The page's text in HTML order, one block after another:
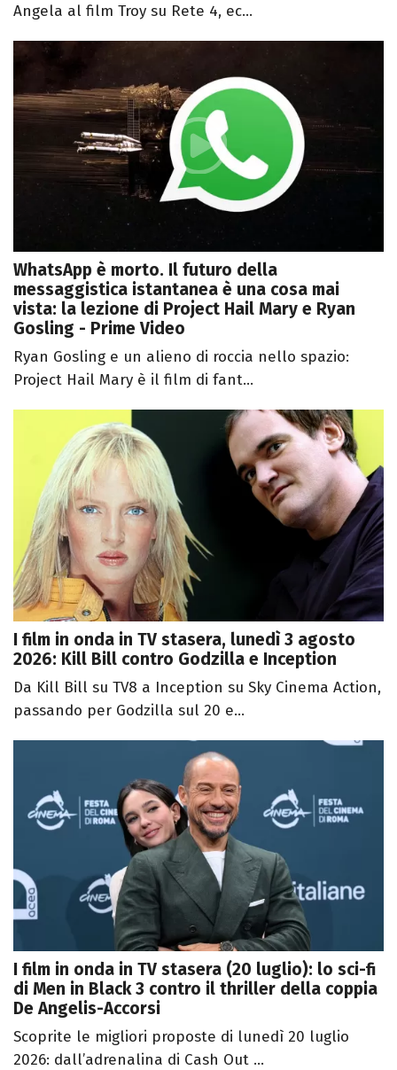
Angela al film Troy su Rete 4, ec...
WhatsApp è morto. Il futuro della
messaggistica istantanea è una cosa mai
vista: la lezione di Project Hail Mary e Ryan
Gosling - Prime Video
Ryan Gosling e un alieno di roccia nello spazio:
Project Hail Mary è il film di fant...
I film in onda in TV stasera, lunedì 3 agosto
2026: Kill Bill contro Godzilla e Inception
Da Kill Bill su TV8 a Inception su Sky Cinema Action,
passando per Godzilla sul 20 e...
I film in onda in TV stasera (20 luglio): lo sci-fi
di Men in Black 3 contro il thriller della coppia
De Angelis-Accorsi
Scoprite le migliori proposte di lunedì 20 luglio
2026: dall’adrenalina di Cash Out ...